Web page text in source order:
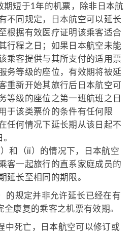
期短于1年的机票，除非日本航
不同规定，日本航空可以延长
根据有效医疗证明该乘客适合
行程之日；如果日本航空未能
乘客提供与其所支付的适用票
务等级的座位，有效期将被延
重新开始其旅行后日本航空可
等级的座位之第一班航班之日
于该类票价的条件有任何限
任何情况下延长期从该日起不
和（ii）的情况下，日本航空
客一起旅行的直系家庭成员的
延长至相同的期限。
的规定并非允许延长已经在有
康复的乘客之机票有效期。
中死亡，日本航空可以修订或